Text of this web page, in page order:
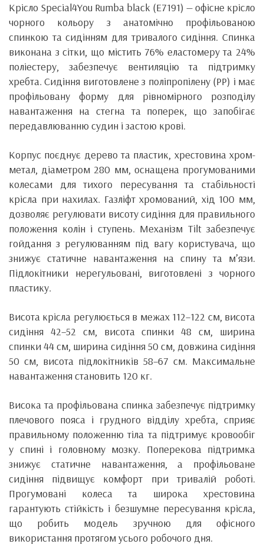
Крісло Special4You Rumba black (E7191) — офісне крісло
чорного кольору з анатомічно профільованою
спинкою та сидінням для тривалого сидіння. Спинка
виконана з сітки, що містить 76% еластомеру та 24%
поліестеру, забезпечує вентиляцію та підтримку
хребта. Сидіння виготовлене з поліпропілену (PP) і має
профільовану форму для рівномірного розподілу
навантаження на стегна та поперек, що запобігає
передавлюванню судин і застою крові.
Корпус поєднує дерево та пластик, хрестовина хром-
метал, діаметром 280 мм, оснащена прогумованими
колесами для тихого пересування та стабільності
крісла при нахилах. Газліфт хромований, хід 100 мм,
дозволяє регулювати висоту сидіння для правильного
положення колін і ступень. Механізм Tilt забезпечує
гойдання з регулюванням під вагу користувача, що
знижує статичне навантаження на спину та м’язи.
Підлокітники нерегульовані, виготовлені з чорного
пластику.
Висота крісла регулюється в межах 112–122 см, висота
сидіння 42–52 см, висота спинки 48 см, ширина
спинки 44 см, ширина сидіння 50 см, довжина сидіння
50 см, висота підлокітників 58–67 см. Максимальне
навантаження становить 120 кг.
Висока та профільована спинка забезпечує підтримку
плечового пояса і грудного відділу хребта, сприяє
правильному положенню тіла та підтримує кровообіг
у спині і головному мозку. Поперекова підтримка
знижує статичне навантаження, а профільоване
сидіння підвищує комфорт при тривалій роботі.
Прогумовані колеса та широка хрестовина
гарантують стійкість і безшумне пересування крісла,
що робить модель зручною для офісного
використання протягом усього робочого дня.